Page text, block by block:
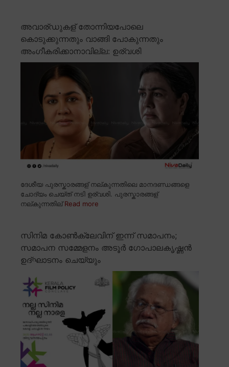
അവാര്ഡുകള് തോന്നിയപോലെ
കൊടുക്കുന്നതും വാങ്ങി പോകുന്നതും
അംഗീകരിക്കാനാവില്ല: ഉര്വശി
ദേശീയ പുരസ്കാരങ്ങള് നല്കുന്നതിലെ മാനദണ്ഡങ്ങളെ
ചോദ്യം ചെയ്ത് നടി ഉര്വശി. പുരസ്കാരങ്ങള്
നല്കുന്നതില്Read more
സിനിമ കോൺക്ലേവിന് ഇന്ന് സമാപനം;
സമാപന സമ്മേളനം അടൂർ ഗോപാലകൃഷ്ണൻ
ഉദ്ഘാടനം ചെയ്യും